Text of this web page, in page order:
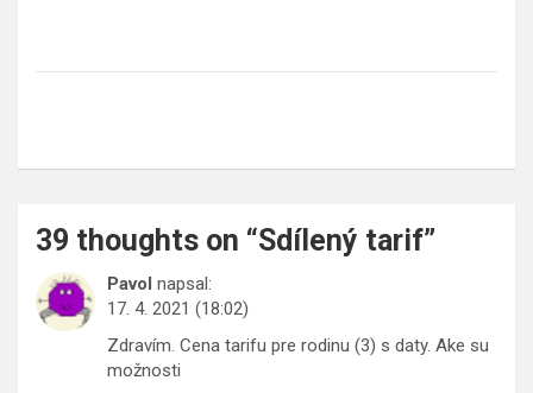
39 thoughts on “Sdílený tarif”
Pavol napsal:
17. 4. 2021 (18:02)
Zdravím. Cena tarifu pre rodinu (3) s daty. Ake su
možnosti